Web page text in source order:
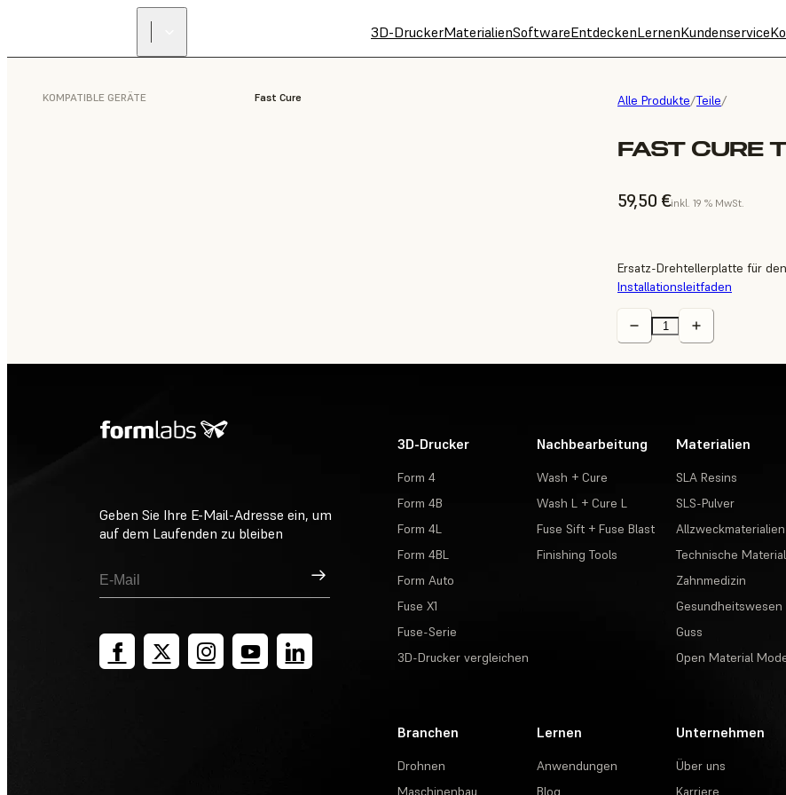
3D-DruckerMaterialienSoftwareEntdeckenLernenKundenservice
Alle Produkte/Teile/
FAST CURE
59,50 €inkl. 19 % MwSt.
KOMPATIBLE GERÄTE Fast Cure
Ersatz-Drehtellerplatte für
Installationsleitfaden
Geben Sie Ihre E-Mail-Adresse ein, um
auf dem Laufenden zu bleiben
Registrieren
3D-Drucker
Form 4
Form 4B
Form 4L
Form 4BL
Form Auto
Fuse X1
Fuse-Serie
3D-Drucker vergleichen
Nachbearbeitung
Wash + Cure
Wash L + Cure L
Fuse Sift + Fuse Blast
Finishing Tools
Materialien
SLA Resins
SLS-Pulver
Allzweckmaterialien
Technische
Zahnmedizin
Gesundheitswesen
Guss
Open Material
Branchen
Drohnen
Maschinenbau
Lernen
Anwendungen
Blog
Unternehmen
Über uns
Karriere